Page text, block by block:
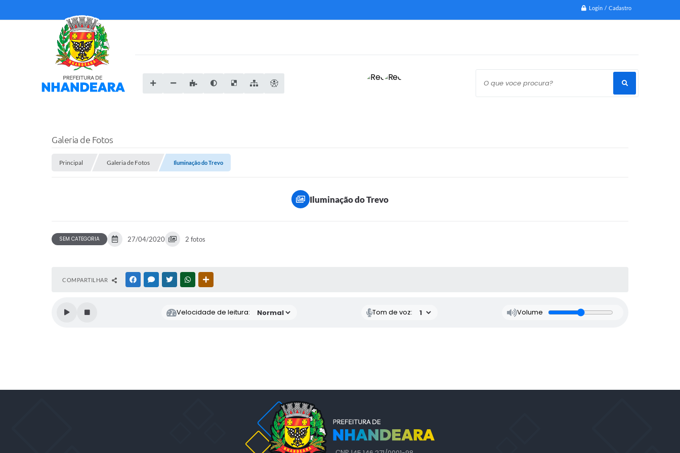
Login / Cadastro
O que voce procura?
Galeria de Fotos
Principal Galeria de Fotos Iluminação do Trevo
Iluminação do Trevo
SEM CATEGORIA 27/04/2020 2 fotos
COMPARTILHAR FACEBOOKMESSENGER
TWITTERWHATSAPP
Velocidade de leitura: Tom de voz: Volume